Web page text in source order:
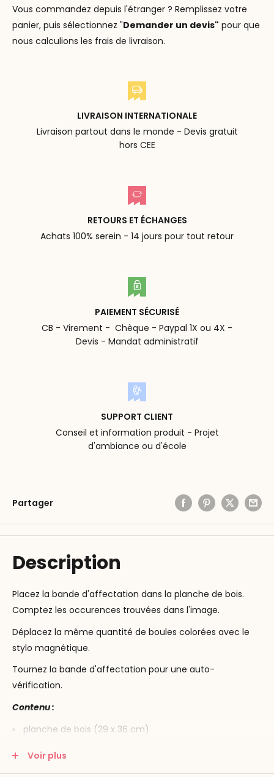
Vous commandez depuis l'étranger ? Remplissez votre
panier, puis sélectionnez "Demander un devis" pour que
nous calculions les frais de livraison.
LIVRAISON INTERNATIONALE
Livraison partout dans le monde - Devis gratuit
hors CEE
RETOURS ET ÉCHANGES
Achats 100% serein - 14 jours pour tout retour
PAIEMENT SÉCURISÉ
CB - Virement - Chèque - Paypal 1X ou 4X -
Devis - Mandat administratif
SUPPORT CLIENT
Conseil et information produit - Projet
d'ambiance ou d'école
Partager
Description
Placez la bande d'affectation dans la planche de bois.
Comptez les occurences trouvées dans l'image.
Déplacez la même quantité de boules colorées avec le
stylo magnétique.
Tournez la bande d'affectation pour une auto-
vérification.
Contenu :
planche de bois (29 x 36 cm)
stylo magnétique
Voir plus